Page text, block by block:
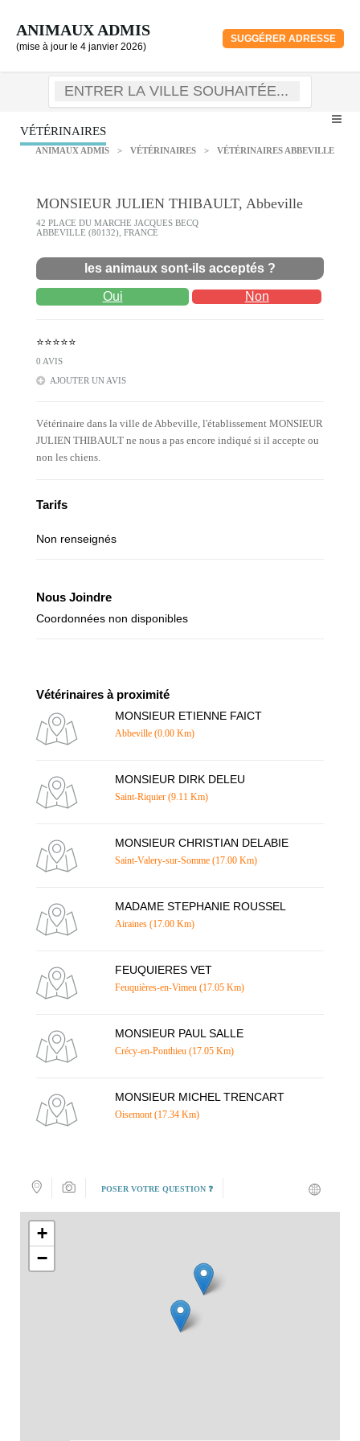
ANIMAUX ADMIS
(mise à jour le 4 janvier 2026)
SUGGÉRER ADRESSE
VÉTÉRINAIRES
ANIMAUX ADMIS > VÉTÉRINAIRES > VÉTÉRINAIRES ABBEVILLE
MONSIEUR JULIEN THIBAULT, Abbeville
42 PLACE DU MARCHE JACQUES BECQ
ABBEVILLE (80132), FRANCE
les animaux sont-ils acceptés ?
Oui Non
⭐⭐⭐⭐⭐
0 AVIS
AJOUTER UN AVIS
Vétérinaire dans la ville de Abbeville, l'établissement MONSIEUR
JULIEN THIBAULT ne nous a pas encore indiqué si il accepte ou
non les chiens.
Tarifs
Non renseignés
Nous Joindre
Coordonnées non disponibles
Vétérinaires à proximité
MONSIEUR ETIENNE FAICT
Abbeville (0.00 Km)
MONSIEUR DIRK DELEU
Saint-Riquier (9.11 Km)
MONSIEUR CHRISTIAN DELABIE
Saint-Valery-sur-Somme (17.00 Km)
MADAME STEPHANIE ROUSSEL
Airaines (17.00 Km)
FEUQUIERES VET
Feuquières-en-Vimeu (17.05 Km)
MONSIEUR PAUL SALLE
Crécy-en-Ponthieu (17.05 Km)
MONSIEUR MICHEL TRENCART
Oisemont (17.34 Km)
POSER VOTRE QUESTION ❓
+
−